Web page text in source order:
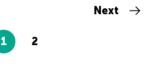
1 2
Next